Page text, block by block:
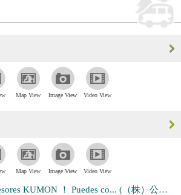
Map View Image View Video View
Map View Image View Video View
！ Puedes co... (（株）公文教育研究会 千葉ブランチ２チー...)